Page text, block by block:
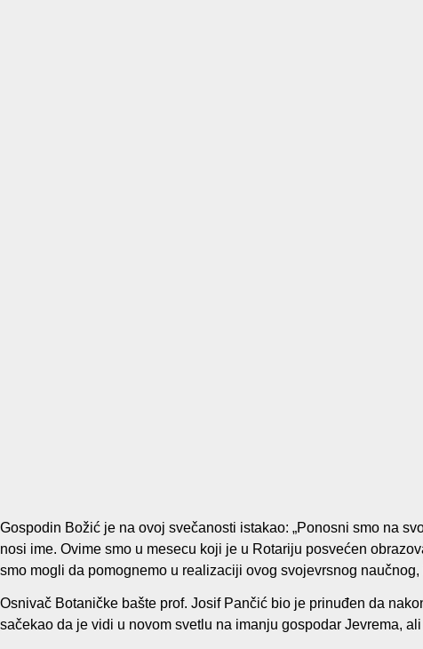
Gospodin Božić je na ovoj svečanosti istakao: „Ponosni smo na
nosi ime. Ovime smo u mesecu koji je u Rotariju posvećen
smo mogli da pomognemo u realizaciji ovog svojevrsnog naučnog,
Osnivač Botaničke bašte prof. Josif Pančić bio je prinuđen da
sačekao da je vidi u novom svetlu na imanju gospodar Jevrema,